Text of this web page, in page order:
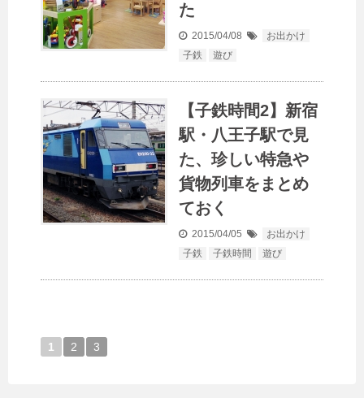
た
2015/04/08
お出かけ
子鉄
遊び
【子鉄時間2】新宿
駅・八王子駅で見
た、珍しい特急や
貨物列車をまとめ
ておく
2015/04/05
お出かけ
子鉄
子鉄時間 遊び
1 2 3